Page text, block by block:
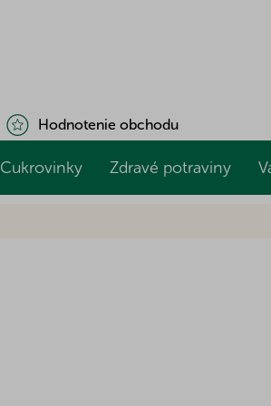
Hodnotenie obchodu
Cukrovinky Zdravé potraviny